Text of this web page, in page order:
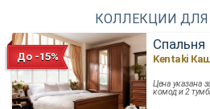
КОЛЛЕКЦИИ
До -15%
Спальня
Kentaki
Цена указана
комод и 2